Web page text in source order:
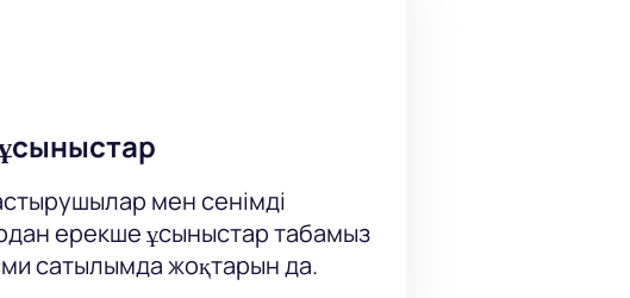
мен сенімді
ерекше ұсыныстар табамыз
сатылымда жоқтарын да.